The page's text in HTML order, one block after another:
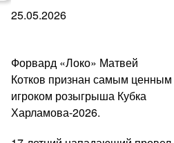
25.05.2026
Форвард «Локо» Матвей
Котков признан самым ценным
игроком розыгрыша Кубка
Харламова-2026.